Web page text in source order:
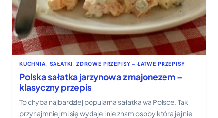
KUCHNIA SAŁATKI ZDROWE PRZEPISY – ŁATWE PRZEPISY
Polska sałatka jarzynowa z majonezem –
klasyczny przepis
To chyba najbardziej popularna sałatka wa Polsce. Tak
przynajmniej mi się wydaje i nie znam osoby która jej nie